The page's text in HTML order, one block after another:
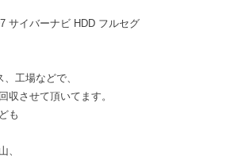
サイバーナビ HDD フルセグ
工場などで、
収させて頂いてます。
も
、